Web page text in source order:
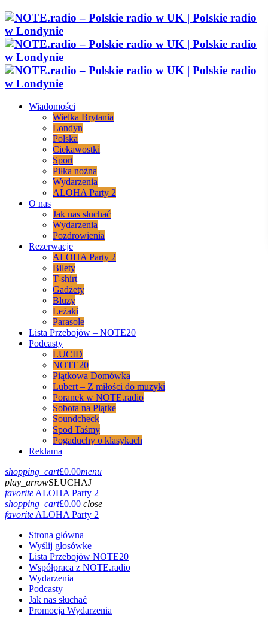
Wiadomości
Wielka Brytania
Londyn
Polska
Ciekawostki
Sport
Piłka nożna
Wydarzenia
ALOHA Party 2
O nas
Jak nas słuchać
Wydarzenia
Pozdrowienia
Rezerwacje
ALOHA Party 2
Bilety
T-shirt
Gadżety
Bluzy
Leżaki
Parasole
Lista Przebojów – NOTE20
Podcasty
LUCID
NOTE20
Piątkowa Domówka
Lubert – Z miłości do muzyki
Poranek w NOTE.radio
Sobota na Piątke
Soundcheck
Spod Taśmy
Pogaduchy o klasykach
Reklama
shopping_cart£0.00menu
play_arrowSŁUCHAJ
favoriteALOHA Party 2
shopping_cart£0.00 close
favoriteALOHA Party 2
Strona główna
Wyślij głosówke
Lista Przebojów NOTE20
Współpraca z NOTE.radio
Wydarzenia
Podcasty
Jak nas słuchać
Promocja Wydarzenia